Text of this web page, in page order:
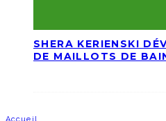
SHERA KERIENSKI
DE MAILLOTS DE
Accueil